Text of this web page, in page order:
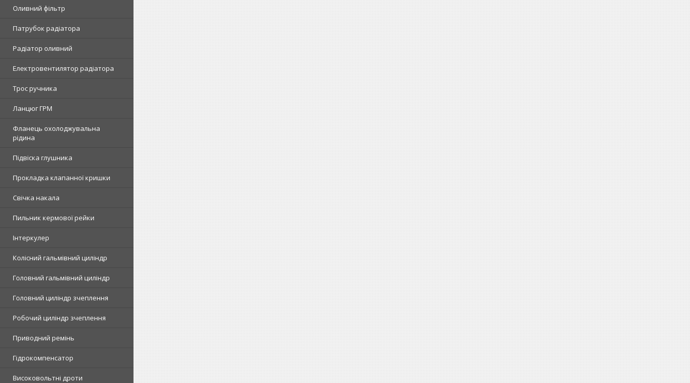
Оливний фільтр
Патрубок радіатора
Радіатор оливний
Електровентилятор радіатора
Трос ручника
Ланцюг ГРМ
Фланець охолоджувальна
рідина
Підвіска глушника
Прокладка клапанної кришки
Свічка накала
Пильник кермової рейки
Інтеркулер
Колісний гальмівний циліндр
Головний гальмівний циліндр
Головний циліндр зчеплення
Робочий циліндр зчеплення
Приводний ремінь
Гідрокомпенсатор
Високовольтні дроти